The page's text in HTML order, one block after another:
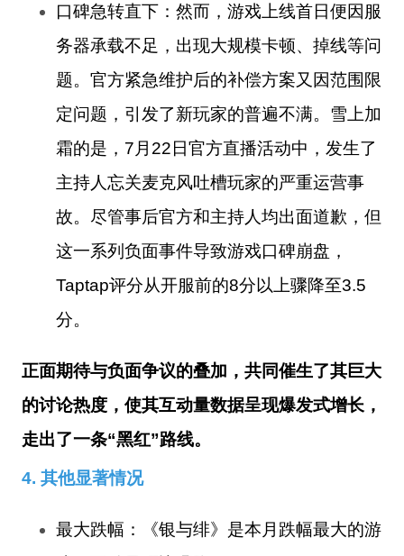
口碑急转直下 ：然而，游戏上线首日便因服
务器承载不足，出现大规模卡顿、掉线等问
题。官方紧急维护后的补偿方案又因范围限
定问题，引发了新玩家的普遍不满。雪上加
霜的是，7月22日官方直播活动中，发生了
主持人忘关麦克风吐槽玩家的严重运营事
故。尽管事后官方和主持人均出面道歉，但
这一系列负面事件导致游戏口碑崩盘，
Taptap评分从开服前的8分以上骤降至3.5
分。
正面期待与负面争议的叠加，共同催生了其巨大
的讨论热度，使其互动量数据呈现爆发式增长，
走出了一条“黑红”路线。
4. 其他显著情况
最大跌幅 ：《银与绯》是本月跌幅最大的游